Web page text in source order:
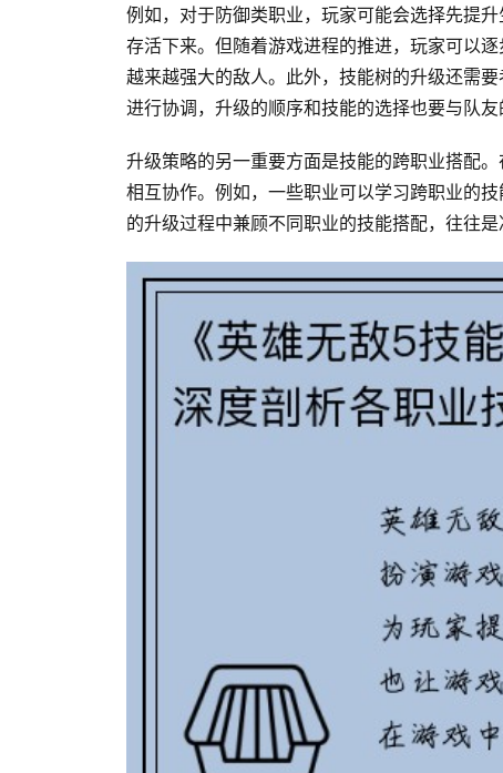
例如，对于防御类职业，玩家可能会选择先提
存活下来。但随着游戏进程的推进，玩家可以
越来越强大的敌人。此外，技能树的升级还需
进行协调，升级的顺序和技能的选择也要与队友
升级策略的另一重要方面是技能的跨职业搭配
相互协作。例如，一些职业可以学习跨职业的
的升级过程中兼顾不同职业的技能搭配，往往是